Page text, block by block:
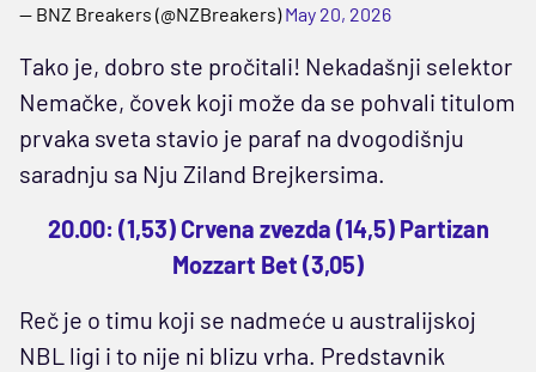
— BNZ Breakers (@NZBreakers)May 20, 2026
Tako je, dobro ste pročitali! Nekadašnji selektor
Nemačke, čovek koji može da se pohvali titulom
prvaka sveta stavio je paraf na dvogodišnju
saradnju sa Nju Ziland Brejkersima.
20.00: (1,53) Crvena zvezda (14,5) Partizan
Mozzart Bet (3,05)
Reč je o timu koji se nadmeće u australijskoj
NBL ligi i to nije ni blizu vrha. Predstavnik